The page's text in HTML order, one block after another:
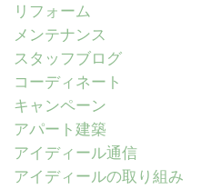
リフォーム
メンテナンス
スタッフブログ
コーディネート
キャンペーン
アパート建築
アイディール通信
アイディールの取り組み